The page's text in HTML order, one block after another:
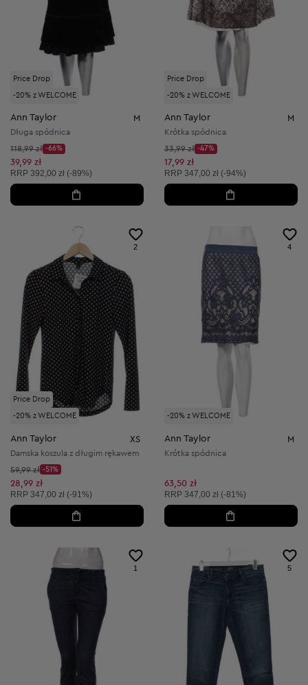
Price Drop
-20% z WELCOME
Ann Taylor M
Długa spódnica
Cena początkowa:
118,99 zł
Discount Price:
-66%
Obniżona cena:
39,99 zł
Cena sugerowana:
RRP 392,00 zł (-89%)
Price Drop
-20% z WELCOME
Ann Taylor M
Krótka spódnica
Cena początkowa:
33,99 zł
Discount Price:
-47%
Obniżona cena:
17,99 zł
Cena sugerowana:
RRP 347,00 zł (-94%)
Price Drop
-20% z WELCOME
2
Ann Taylor XS
Damska koszula z długim rękawem
Cena początkowa:
59,99 zł
Discount Price:
-51%
Obniżona cena:
28,99 zł
Cena sugerowana:
RRP 347,00 zł (-91%)
-20% z WELCOME
4
Ann Taylor M
Krótka spódnica
63,50 zł
Cena sugerowana:
RRP 347,00 zł (-81%)
1 5